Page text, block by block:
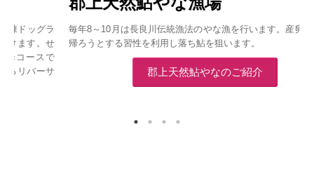
毎年8～10月は長良川伝統漁法のやな漁を行います。産卵期に海に
帰ろうとする習性を利用し落ち鮎を狙います。
郡上天然鮎やなのご紹介